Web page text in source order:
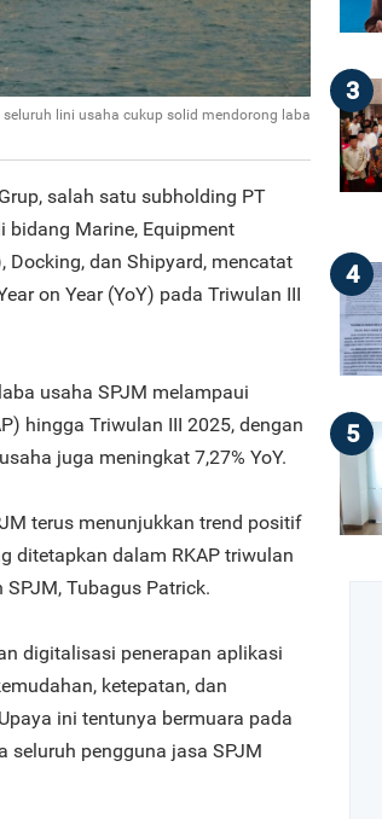
lini usaha cukup solid mendorong laba
salah satu subholding PT
bidang Marine, Equipment
Docking, dan Shipyard, mencatat
on Year (YoY) pada Triwulan III
usaha SPJM melampaui
hingga Triwulan III 2025, dengan
juga meningkat 7,27% YoY.
terus menunjukkan trend positif
ditetapkan dalam RKAP triwulan
SPJM, Tubagus Patrick.
digitalisasi penerapan aplikasi
ketepatan, dan
ini tentunya bermuara pada
seluruh pengguna jasa SPJM
3
4
5